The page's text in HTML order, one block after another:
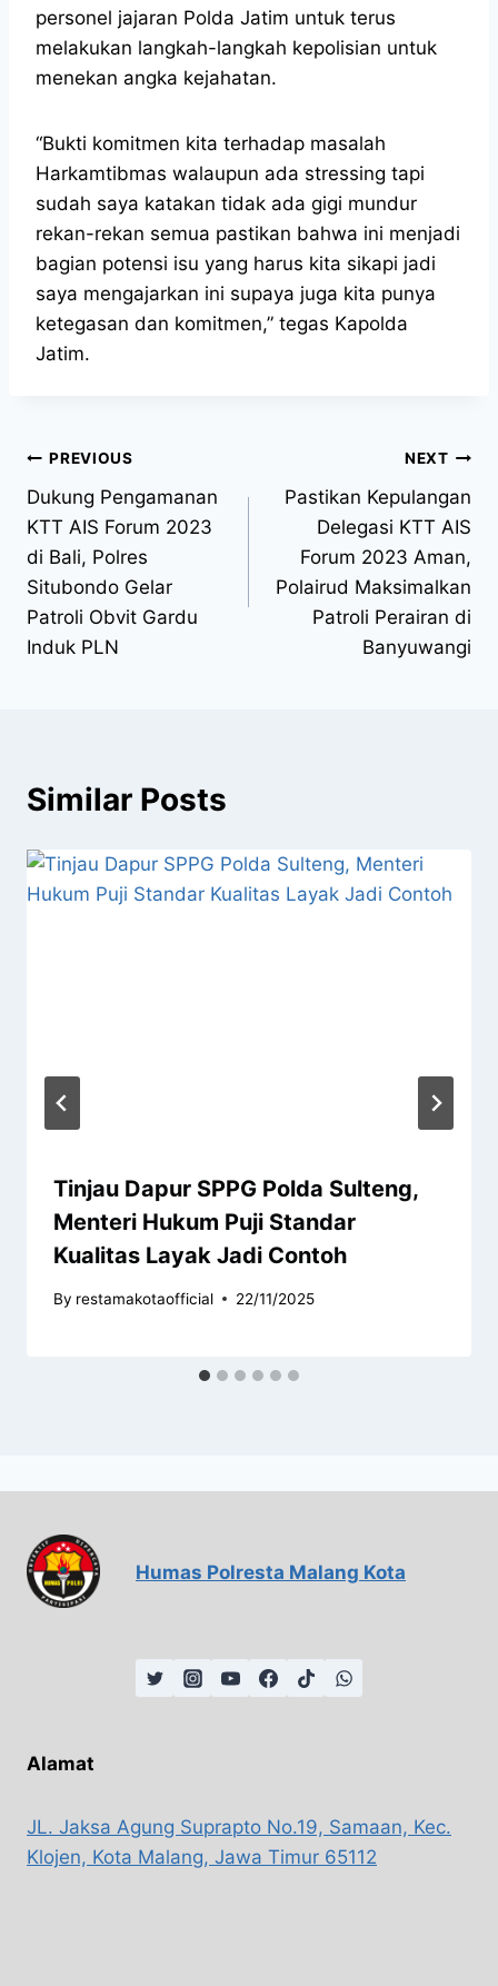
personel jajaran Polda Jatim untuk terus
melakukan langkah-langkah kepolisian untuk
menekan angka kejahatan.
“Bukti komitmen kita terhadap masalah
Harkamtibmas walaupun ada stressing tapi
sudah saya katakan tidak ada gigi mundur
rekan-rekan semua pastikan bahwa ini menjadi
bagian potensi isu yang harus kita sikapi jadi
saya mengajarkan ini supaya juga kita punya
ketegasan dan komitmen,” tegas Kapolda
Jatim.
PREVIOUS
Dukung Pengamanan
KTT AIS Forum 2023
di Bali, Polres
Situbondo Gelar
Patroli Obvit Gardu
Induk PLN
NEXT
Pastikan Kepulangan
Delegasi KTT AIS
Forum 2023 Aman,
Polairud Maksimalkan
Patroli Perairan di
Banyuwangi
Similar Posts
Tinjau Dapur SPPG Polda Sulteng,
Menteri Hukum Puji Standar
Kualitas Layak Jadi Contoh
By restamakotaofficial 22/11/2025
Humas Polresta Malang Kota
Alamat
JL. Jaksa Agung Suprapto No.19, Samaan, Kec.
Klojen, Kota Malang, Jawa Timur 65112